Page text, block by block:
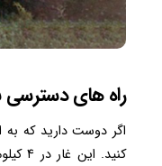
راه های دسترسی
اگر دوست دارید که به
کنید.